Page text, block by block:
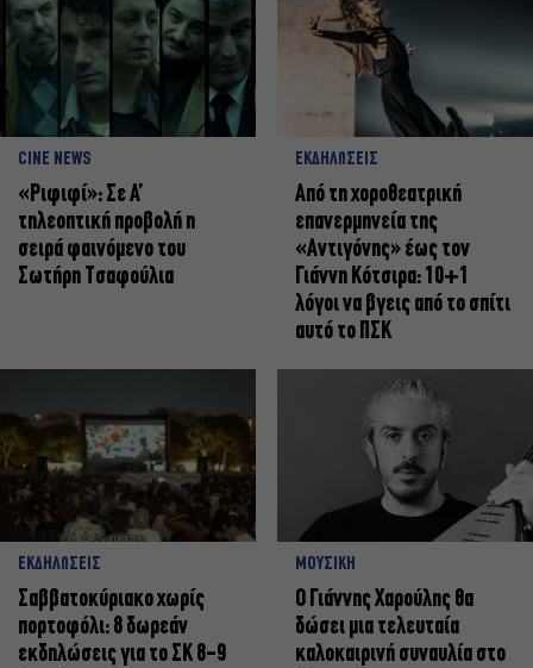
CINE NEWS
«Ριφιφί»: Σε Α’
τηλεοπτική προβολή η
σειρά φαινόμενο του
Σωτήρη Τσαφούλια
ΕΚΔΗΛΩΣΕΙΣ
Από τη χοροθεατρική
επανερμηνεία της
«Αντιγόνης» έως τον
Γιάννη Κότσιρα: 10+1
λόγοι να βγεις από το σπίτι
αυτό το ΠΣΚ
ΕΚΔΗΛΩΣΕΙΣ
Σαββατοκύριακο χωρίς
πορτοφόλι: 8 δωρεάν
εκδηλώσεις για το ΣΚ 8-9
ΜΟΥΣΙΚΗ
Ο Γιάννης Χαρούλης θα
δώσει μια τελευταία
καλοκαιρινή συναυλία στο